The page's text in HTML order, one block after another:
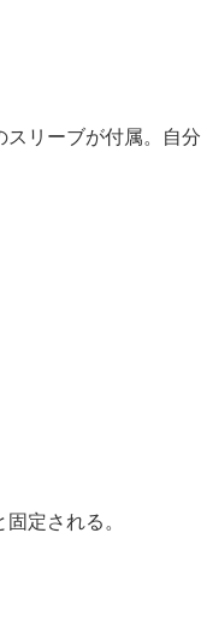
スリーブが付属。自分
定される。